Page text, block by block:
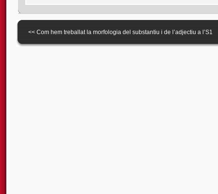
<< Com hem treballat la morfologia del substantiu i de l’adjectiu a l’S1